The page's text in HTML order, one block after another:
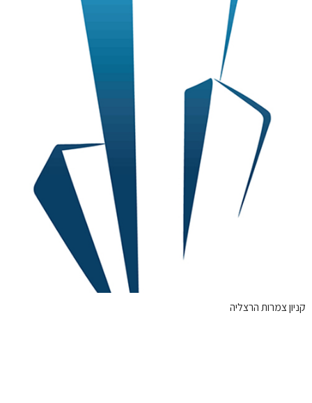
קניון צמרות הרצליה